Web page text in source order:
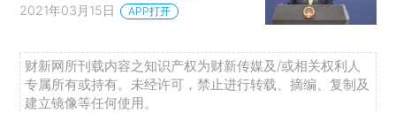
2021年03月15日 APP打开
财新网所刊载内容之知识产权为财新传媒及/或相关权利人
专属所有或持有。未经许可，禁止进行转载、摘编、复制及
建立镜像等任何使用。